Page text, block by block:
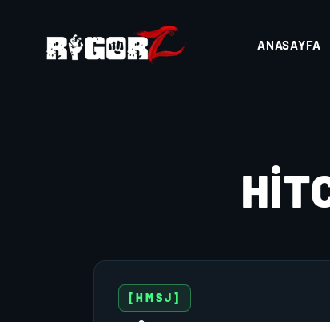
ANASAYFA
[HMSJ]